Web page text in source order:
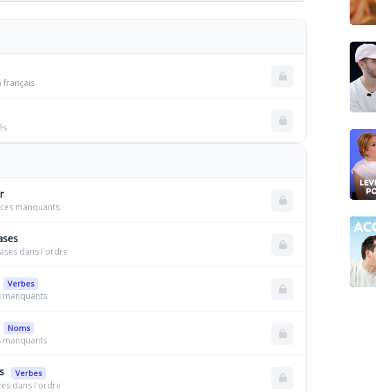
français
manquants
dans l'ordre
Verbes
manquants
Noms
manquants
Verbes
dans l'ordre